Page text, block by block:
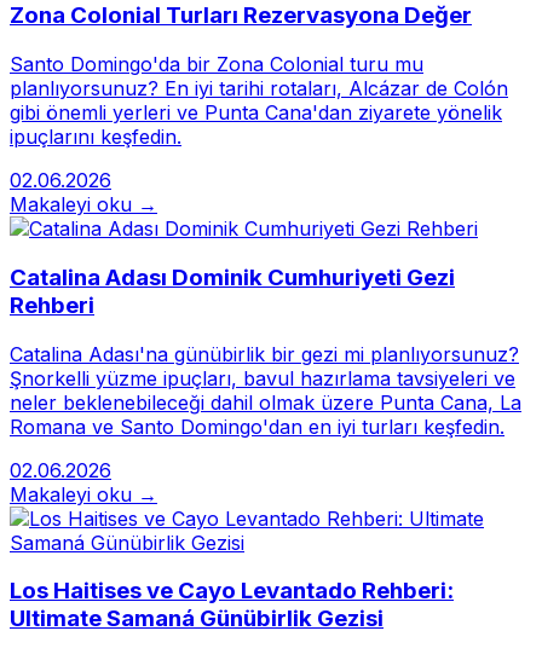
Zona Colonial Turları Rezervasyona Değer
Santo Domingo'da bir Zona Colonial turu mu
planlıyorsunuz? En iyi tarihi rotaları, Alcázar de Colón
gibi önemli yerleri ve Punta Cana'dan ziyarete yönelik
ipuçlarını keşfedin.
02.06.2026
Makaleyi oku →
Catalina Adası Dominik Cumhuriyeti Gezi
Rehberi
Catalina Adası'na günübirlik bir gezi mi planlıyorsunuz?
Şnorkelli yüzme ipuçları, bavul hazırlama tavsiyeleri ve
neler beklenebileceği dahil olmak üzere Punta Cana, La
Romana ve Santo Domingo'dan en iyi turları keşfedin.
02.06.2026
Makaleyi oku →
Los Haitises ve Cayo Levantado Rehberi:
Ultimate Samaná Günübirlik Gezisi